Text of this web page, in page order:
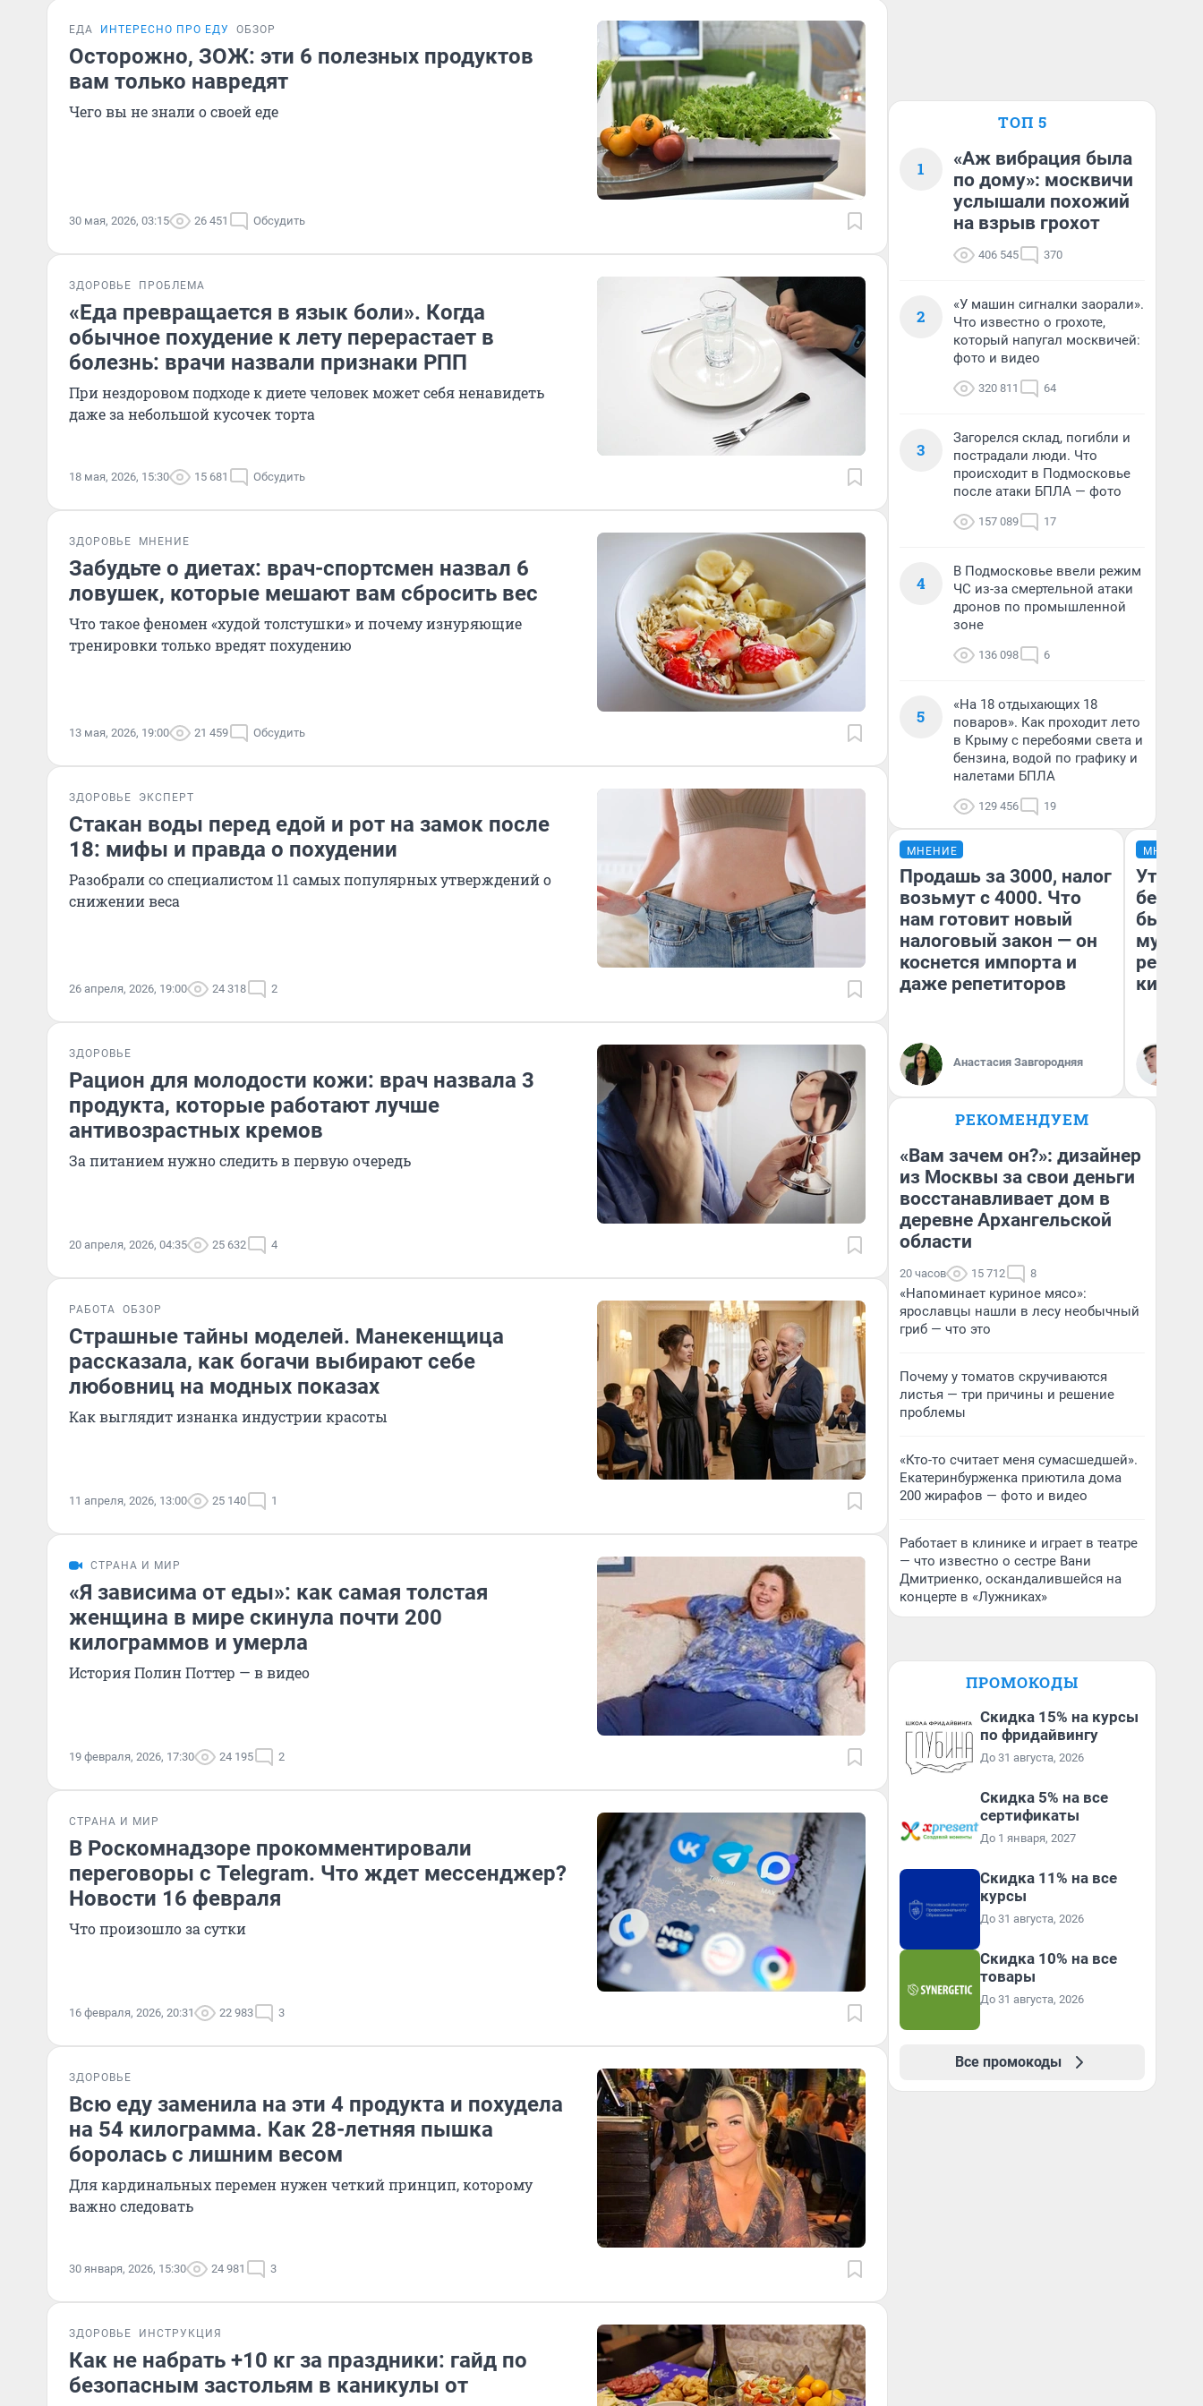
ЕДА ИНТЕРЕСНО ПРО ЕДУ ОБЗОР
Осторожно, ЗОЖ: эти 6 полезных продуктов
вам только навредят
Чего вы не знали о своей еде
30 мая, 2026, 03:15 26 451 Обсудить
ЗДОРОВЬЕ ПРОБЛЕМА
«Еда превращается в язык боли». Когда
обычное похудение к лету перерастает в
болезнь: врачи назвали признаки РПП
При нездоровом подходе к диете человек может себя ненавидеть
даже за небольшой кусочек торта
18 мая, 2026, 15:30 15 681 Обсудить
ЗДОРОВЬЕ МНЕНИЕ
Забудьте о диетах: врач-спортсмен назвал 6
ловушек, которые мешают вам сбросить вес
Что такое феномен «худой толстушки» и почему изнуряющие
тренировки только вредят похудению
13 мая, 2026, 19:00 21 459 Обсудить
ЗДОРОВЬЕ ЭКСПЕРТ
Стакан воды перед едой и рот на замок после
18: мифы и правда о похудении
Разобрали со специалистом 11 самых популярных утверждений о
снижении веса
26 апреля, 2026, 19:00 24 318 2
ЗДОРОВЬЕ
Рацион для молодости кожи: врач назвала 3
продукта, которые работают лучше
антивозрастных кремов
За питанием нужно следить в первую очередь
20 апреля, 2026, 04:35 25 632 4
РАБОТА ОБЗОР
Страшные тайны моделей. Манекенщица
рассказала, как богачи выбирают себе
любовниц на модных показах
Как выглядит изнанка индустрии красоты
11 апреля, 2026, 13:00 25 140 1
СТРАНА И МИР
«Я зависима от еды»: как самая толстая
женщина в мире скинула почти 200
килограммов и умерла
История Полин Поттер — в видео
19 февраля, 2026, 17:30 24 195 2
СТРАНА И МИР
В Роскомнадзоре прокомментировали
переговоры с Telegram. Что ждет мессенджер?
Новости 16 февраля
Что произошло за сутки
16 февраля, 2026, 20:31 22 983 3
ЗДОРОВЬЕ
Всю еду заменила на эти 4 продукта и похудела
на 54 килограмма. Как 28-летняя пышка
боролась с лишним весом
Для кардинальных перемен нужен четкий принцип, которому
важно следовать
30 января, 2026, 15:30 24 981 3
ЗДОРОВЬЕ ИНСТРУКЦИЯ
Как не набрать +10 кг за праздники: гайд по
безопасным застольям в каникулы от
ТОП 5
1
«Аж вибрация была
по дому»: москвичи
услышали похожий
на взрыв грохот
406 545 370
2
«У машин сигналки заорали».
Что известно о грохоте,
который напугал москвичей:
фото и видео
320 811 64
3
Загорелся склад, погибли и
пострадали люди. Что
происходит в Подмосковье
после атаки БПЛА — фото
157 089 17
4
В Подмосковье ввели режим
ЧС из-за смертельной атаки
дронов по промышленной
зоне
136 098 6
5
«На 18 отдыхающих 18
поваров». Как проходит лето
в Крыму с перебоями света и
бензина, водой по графику и
налетами БПЛА
129 456 19
МНЕНИЕ
Продашь за 3000, налог
возьмут с 4000. Что
нам готовит новый
налоговый закон — он
коснется импорта и
даже репетиторов
Анастасия Завгородняя
МНЕНИЕ
без
был
РЕКОМЕНДУЕМ
«Вам зачем он?»: дизайнер
из Москвы за свои деньги
восстанавливает дом в
деревне Архангельской
области
20 часов 15 712 8
«Напоминает куриное мясо»:
ярославцы нашли в лесу необычный
гриб — что это
Почему у томатов скручиваются
листья — три причины и решение
проблемы
«Кто-то считает меня сумасшедшей».
Екатеринбурженка приютила дома
200 жирафов — фото и видео
Работает в клинике и играет в театре
— что известно о сестре Вани
Дмитриенко, оскандалившейся на
концерте в «Лужниках»
ПРОМОКОДЫ
Скидка 15% на курсы
по фридайвингу
До 31 августа, 2026
Скидка 5% на все
сертификаты
До 1 января, 2027
Скидка 11% на все
курсы
До 31 августа, 2026
Скидка 10% на все
товары
До 31 августа, 2026
Все промокоды